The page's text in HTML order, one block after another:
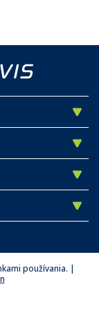
používania. |